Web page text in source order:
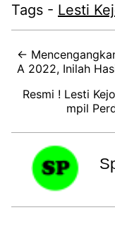
Tags - Lesti
←
A 2022, Inilah
Resmi ! Lesti
mpil